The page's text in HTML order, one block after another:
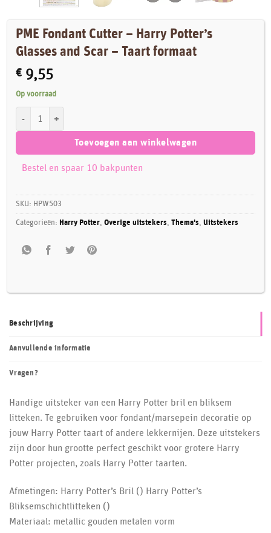
PME Fondant Cutter – Harry Potter’s
Glasses and Scar – Taart formaat
€ 9,55
Op voorraad
Toevoegen aan winkelwagen
Bestel en spaar 10 bakpunten
SKU: HPW503
Categorieën: Harry Potter,Overige uitstekers,Thema's,Uitstekers
Beschrijving
Aanvullende informatie
Vragen?
Handige uitsteker van een Harry Potter bril en bliksem
litteken. Te gebruiken voor fondant/marsepein decoratie op
jouw Harry Potter taart of andere lekkernijen. Deze uitstekers
zijn door hun grootte perfect geschikt voor grotere Harry
Potter projecten, zoals Harry Potter taarten.
Afmetingen: Harry Potter’s Bril () Harry Potter’s
Bliksemschichtlitteken ()
Materiaal: metallic gouden metalen vorm